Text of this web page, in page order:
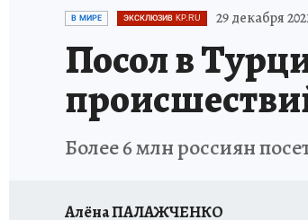
ИСПЫТАНО НА СЕБЕ
В МИРЕ ЭКСКЛЮЗИВ KP.RU 29 декабря
Посол в
Более 6 млн россиян
Алёна ПАЛАЖЧЕНКО